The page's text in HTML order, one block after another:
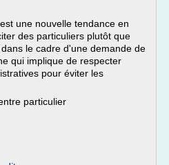
une nouvelle tendance en
des particuliers plutôt que
le cadre d'une demande de
qui implique de respecter
pour éviter les
particulier